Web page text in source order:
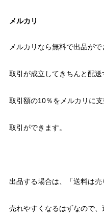
メルカリ
メルカリなら無料で出品がで
取引が成立してきちんと配送
取引額の10％をメルカリに
取引ができます。
出品する場合は、「送料は
売れやすくなるはずなので